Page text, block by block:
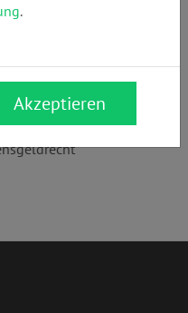
,Arbeitsrecht
.
Akzeptieren